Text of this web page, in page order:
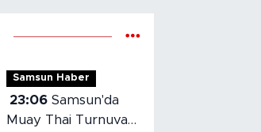
Samsun Haber
23:06 Samsun'da
Muay Thai Turnuvası